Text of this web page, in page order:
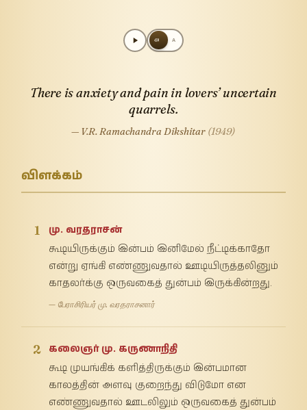
அ A
There is anxiety and pain in lovers’ uncertain
quarrels.
— V.R. Ramachandra Dikshitar (1949)
விளக்கம்
1
மு. வரதராசன்
கூடியிருக்கும் இன்பம் இனிமேல் நீட்டிக்காதோ
என்று ஏங்கி எண்ணுவதால் ஊடியிருத்தலினும்
காதலர்க்கு ஒருவகைத் துன்பம் இருக்கின்றது.
— பேராசிரியர் மு. வரதராசனார்
2
கலைஞர் மு. கருணாநிதி
கூடி முயங்கிக் களித்திருக்கும் இன்பமான
காலத்தின் அளவு குறைந்து விடுமோ என
எண்ணுவதால் ஊடலிலும் ஒருவகைத் துன்பம்